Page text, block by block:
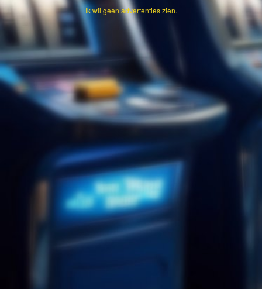
Ik wil geen advertenties zien.